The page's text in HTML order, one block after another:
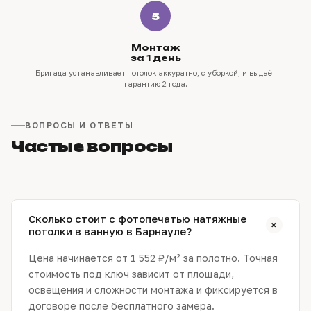
5
Монтаж
за 1 день
Бригада устанавливает потолок аккуратно, с уборкой, и выдаёт
гарантию 2 года.
ВОПРОСЫ И ОТВЕТЫ
Частые вопросы
Сколько стоит с фотопечатью натяжные
потолки в ванную в Барнауле?
+
Цена начинается от 1 552 ₽/м² за полотно. Точная
стоимость под ключ зависит от площади,
освещения и сложности монтажа и фиксируется в
договоре после бесплатного замера.